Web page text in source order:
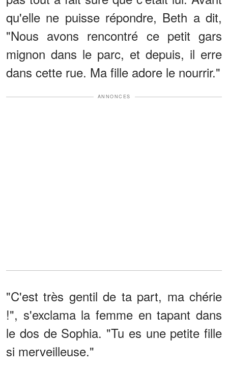
qu'elle ne puisse répondre, Beth a dit,
"Nous avons rencontré ce petit gars
mignon dans le parc, et depuis, il erre
dans cette rue. Ma fille adore le nourrir."
ANNONCES
"C'est très gentil de ta part, ma chérie
!", s'exclama la femme en tapant dans
le dos de Sophia. "Tu es une petite fille
si merveilleuse."